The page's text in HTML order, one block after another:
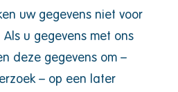
uw gegevens niet voor
u gegevens met ons
deze gegevens om –
– op een later